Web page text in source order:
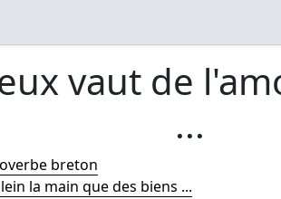
vaut de
...
breton
la main que des biens ...